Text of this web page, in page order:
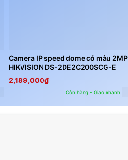
Camera IP speed dome có màu 2MP
HIKVISION DS-2DE2C200SCG-E
2,189,000₫
Còn hàng - Giao nhanh